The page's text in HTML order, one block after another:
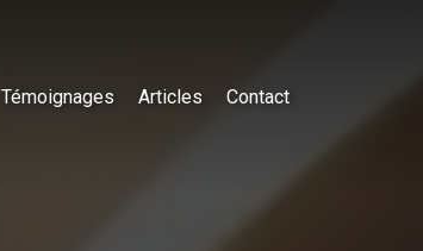
Témoignages Articles Contact